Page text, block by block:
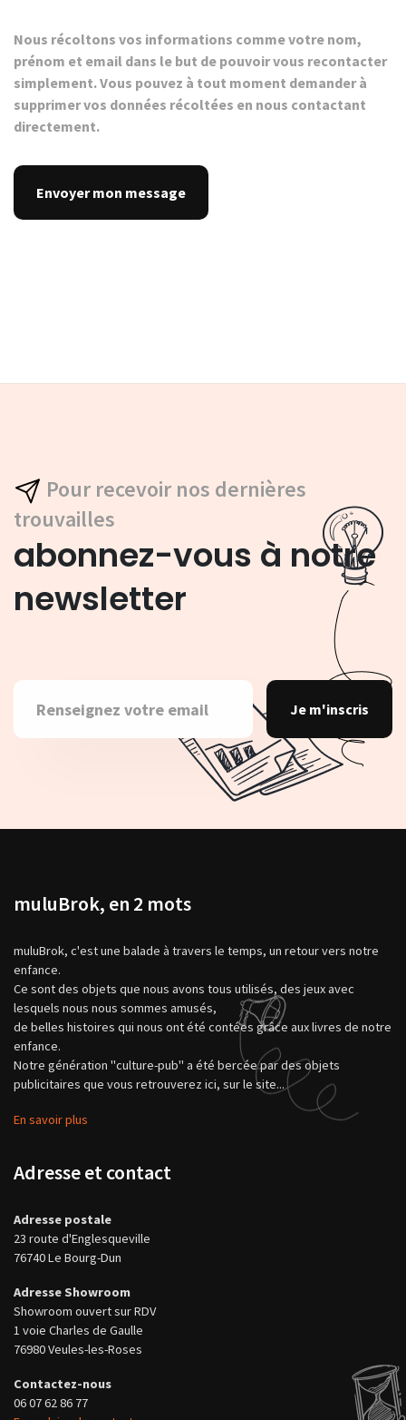
Nous récoltons vos informations comme votre nom,
prénom et email dans le but de pouvoir vous recontacter
simplement. Vous pouvez à tout moment demander à
supprimer vos données récoltées en nous contactant
directement.
Pour recevoir nos dernières
trouvailles
abonnez-vous à notre
newsletter
Je m'inscris
muluBrok, en 2 mots
muluBrok, c'est une balade à travers le temps, un retour vers notre
enfance.
Ce sont des objets que nous avons tous utilisés, des jeux avec
lesquels nous nous sommes amusés,
de belles histoires qui nous ont été contées grâce aux livres de notre
enfance.
Notre génération "culture-pub" a été bercée par des objets
publicitaires que vous retrouverez ici, sur le site...
En savoir plus
Adresse et contact
Adresse postale
23 route d'Englesqueville
76740 Le Bourg-Dun
Adresse Showroom
Showroom ouvert sur RDV
1 voie Charles de Gaulle
76980 Veules-les-Roses
Contactez-nous
06 07 62 86 77